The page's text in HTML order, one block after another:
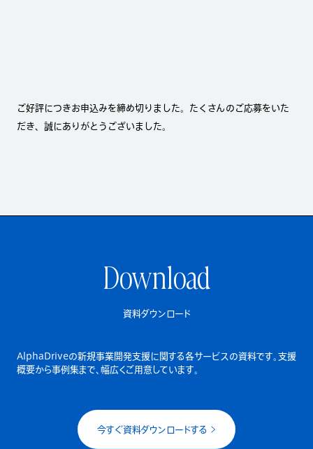
ご好評につきお申込みを締め切りました。たくさんのご応募をいた
だき、誠にありがとうございました。
Download
資料ダウンロード
AlphaDriveの新規事業開発支援に関する各サービスの資料です。 支援
概要から事例集まで、幅広くご用意しています。
今すぐ資料ダウンロードする